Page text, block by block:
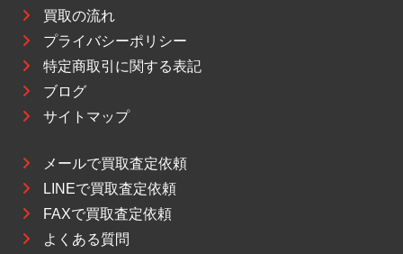
買取の流れ
プライバシーポリシー
特定商取引に関する表記
ブログ
サイトマップ
メールで買取査定依頼
LINEで買取査定依頼
FAXで買取査定依頼
よくある質問